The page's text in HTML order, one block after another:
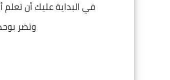
في البداية عليك أن
وتضر